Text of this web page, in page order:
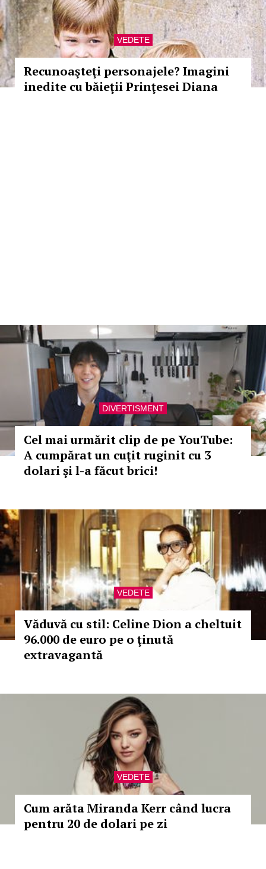
VEDETE
Recunoaşteţi personajele? Imagini
inedite cu băieţii Prinţesei Diana
DIVERTISMENT
Cel mai urmărit clip de pe YouTube:
A cumpărat un cuţit ruginit cu 3
dolari şi l-a făcut brici!
VEDETE
Văduvă cu stil: Celine Dion a cheltuit
96.000 de euro pe o ţinută
extravagantă
VEDETE
Cum arăta Miranda Kerr când lucra
pentru 20 de dolari pe zi